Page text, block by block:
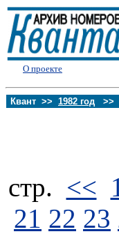
О проекте
Квант >> 1982 год >>
стp. <<
21 22 23